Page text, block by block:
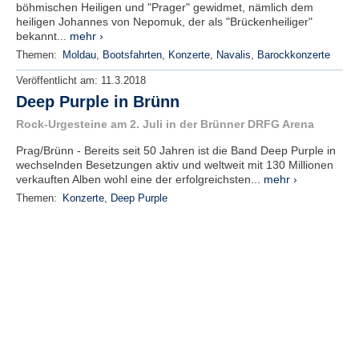
böhmischen Heiligen und "Prager" gewidmet, nämlich dem
heiligen Johannes von Nepomuk, der als "Brückenheiliger"
bekannt... mehr ›
Themen: Moldau, Bootsfahrten, Konzerte, Navalis, Barockkonzerte
Veröffentlicht am: 11.3.2018
Deep Purple in Brünn
Rock-Urgesteine am 2. Juli in der Brünner DRFG Arena
Prag/Brünn - Bereits seit 50 Jahren ist die Band Deep Purple in
wechselnden Besetzungen aktiv und weltweit mit 130 Millionen
verkauften Alben wohl eine der erfolgreichsten... mehr ›
Themen: Konzerte, Deep Purple